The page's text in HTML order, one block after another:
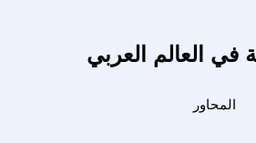
في العالم العربي